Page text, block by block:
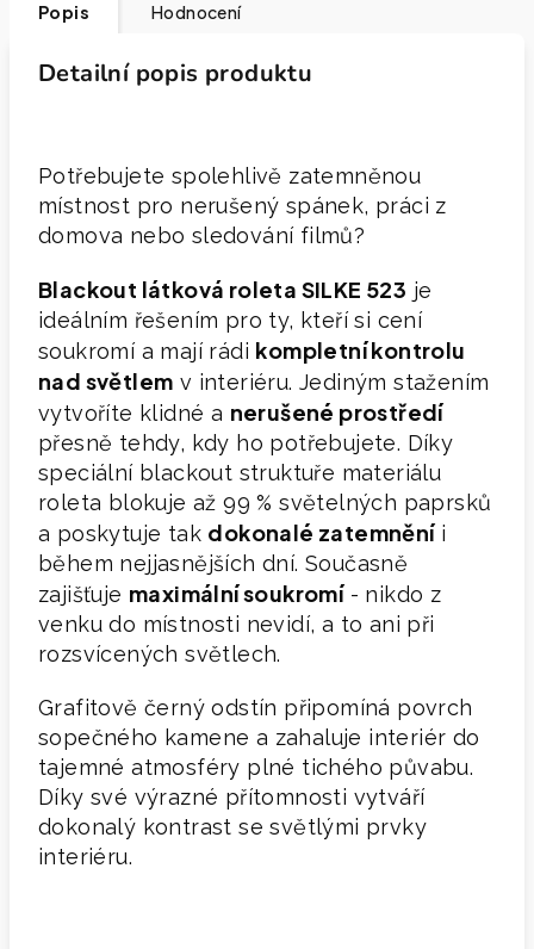
Popis Hodnocení
Detailní popis produktu
Potřebujete spolehlivě zatemněnou
místnost pro nerušený spánek, práci z
domova nebo sledování filmů?
Blackout látková roleta SILKE 523 je
ideálním řešením pro ty, kteří si cení
soukromí a mají rádi kompletní kontrolu
nad světlem v interiéru. Jediným stažením
vytvoříte klidné a nerušené prostředí
přesně tehdy, kdy ho potřebujete. Díky
speciální blackout struktuře materiálu
roleta blokuje až 99 % světelných paprsků
a poskytuje tak dokonalé zatemněníi
během nejjasnějších dní. Současně
zajišťuje maximální soukromí- nikdo z
venku do místnosti nevidí, a to ani při
rozsvícených světlech.
Grafitově černý odstín připomíná povrch
sopečného kamene a zahaluje interiér do
tajemné atmosféry plné tichého půvabu.
Díky své výrazné přítomnosti vytváří
dokonalý kontrast se světlými prvky
interiéru.